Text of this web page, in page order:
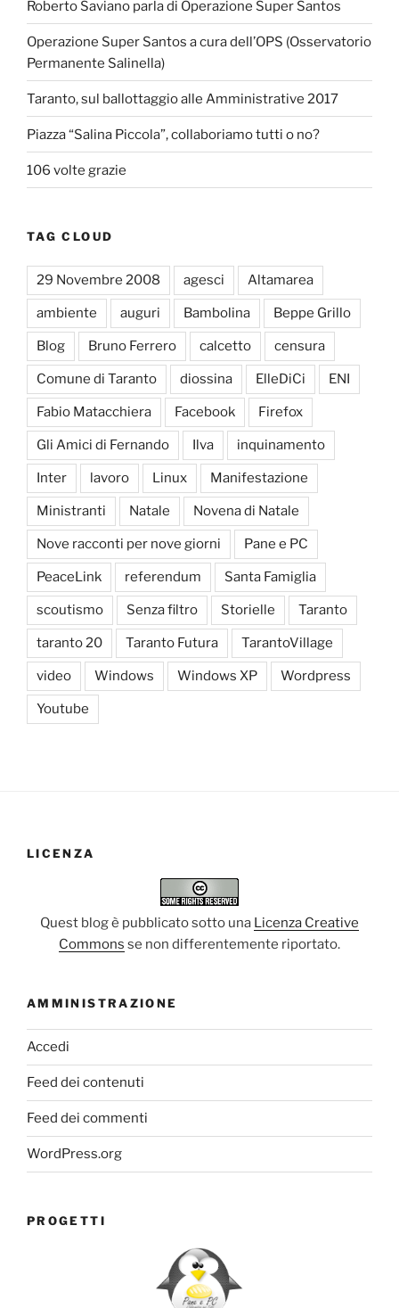
Roberto Saviano parla di Operazione Super Santos
Operazione Super Santos a cura dell’OPS (Osservatorio
Permanente Salinella)
Taranto, sul ballottaggio alle Amministrative 2017
Piazza “Salina Piccola”, collaboriamo tutti o no?
106 volte grazie
TAG CLOUD
29 Novembre 2008 agesci Altamarea
ambiente auguri Bambolina Beppe Grillo
Blog Bruno Ferrero calcetto censura
Comune di Taranto diossina ElleDiCi ENI
Fabio Matacchiera Facebook Firefox
Gli Amici di Fernando Ilva inquinamento
Inter lavoro Linux Manifestazione
Ministranti Natale Novena di Natale
Nove racconti per nove giorni Pane e PC
PeaceLink referendum Santa Famiglia
scoutismo Senza filtro Storielle Taranto
taranto 20 Taranto Futura TarantoVillage
video Windows Windows XP Wordpress
Youtube
LICENZA
Quest blog è pubblicato sotto una Licenza Creative
Commons se non differentemente riportato.
AMMINISTRAZIONE
Accedi
Feed dei contenuti
Feed dei commenti
WordPress.org
PROGETTI